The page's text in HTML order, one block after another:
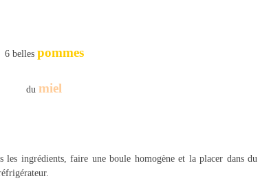
6 belles pommes
du miel
les ingrédients, faire une boule homogène et la placer dans du